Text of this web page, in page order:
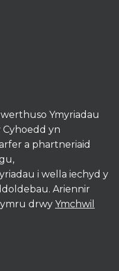
Ymyriadau
yn
a phartneriaid
i wella iechyd y
Ariennir
drwy Ymchwil